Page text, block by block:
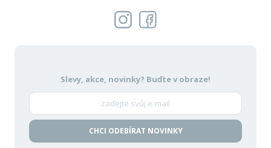
Slevy, akce, novinky? Buďte v obraze!
CHCI ODEBÍRAT NOVINKY